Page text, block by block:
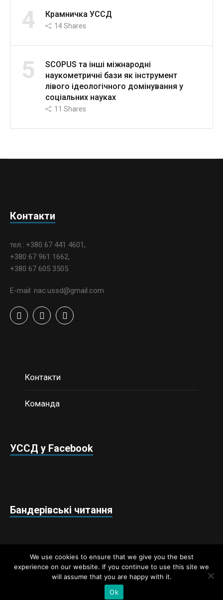
4 Крамничка УССД
14Shares
5
SCOPUS та інші міжнародні
наукометричні бази як інструмент
лівого ідеологічного домінування у
соціальних науках
11 Shares
Контакти
тел.: +380 67 441 4601,
+380 67 961 1662,
+380 67 605 3505
E-mail: nac.ussd@gmail.com
Контакти
Команда
УССД у Facebook
Бандерівські читання
Недержавний аналітичний центр «Українські студії
стратегічних досліджень» © 2018 / Всі права захищено
We use cookies to ensure that we give you the best
experience on our website. If you continue to use this site we
will assume that you are happy with it.
Ok